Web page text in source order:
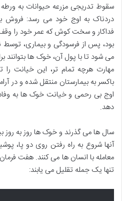
سقوط تدریجی مزرعه حیوانات به ورطه
دردناک به اوج خود می رسد: فروش
فداکار و سخت کوش که عمر خود را
بود، پس از فرسودگی و بیماری، توسط
می شود تا با پول آن، خوک ها بتوانند
مهارت هرچه تمام تر، این خیانت را
باکسر به بیمارستان منتقل شده و در
اوج بی رحمی و خیانت خوک ها به
دهد.
سال ها می گذرند و خوک ها روز به روز
آنها شروع به راه رفتن روی دو پا،
معامله با انسان ها می کنند. هفت
تنها یک جمله تقلیل می یابند: